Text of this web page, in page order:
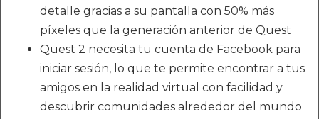
detalle gracias a su pantalla con 50% más
píxeles que la generación anterior de Quest
Quest 2 necesita tu cuenta de Facebook para
iniciar sesión, lo que te permite encontrar a tus
amigos en la realidad virtual con facilidad y
descubrir comunidades alrededor del mundo